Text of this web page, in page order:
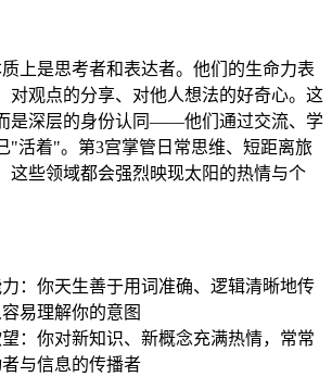
上是思考者和表达者。他们的生命力表
对观点的分享、对他人想法的好奇心。这
是深层的身份认同——他们通过交流、学
"活着"。第3宫掌管日常思维、短距离旅
这些领域都会强烈映现太阳的热情与个
：你天生善于用词准确、逻辑清晰地传
易理解你的意图
：你对新知识、新概念充满热情，常常
与信息的传播者